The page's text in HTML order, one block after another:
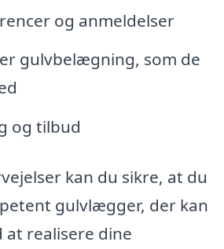
og anmeldelser
gulvbelægning, som de
og tilbud
kan du sikre, at du
gulvlægger, der kan
realisere dine